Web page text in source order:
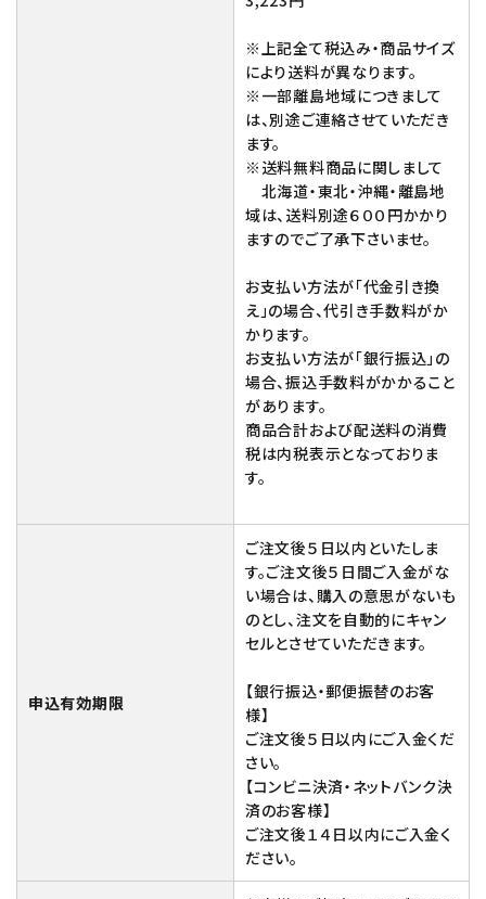
※上記全て税込み・商品サイズ
により送料が異なります。
※一部離島地域につきまして
は、別途ご連絡させていただき
ます。
※送料無料商品に関しまして
北海道・東北・沖縄・離島地
域は、送料別途６００円かかり
ますのでご了承下さいませ。
お支払い方法が「代金引き換
え」の場合、代引き手数料がか
かります。
お支払い方法が「銀行振込」の
場合、振込手数料がかかること
があります。
商品合計および配送料の消費
税は内税表示となっておりま
す。
申込有効期限
ご注文後５日以内といたしま
す。ご注文後５日間ご入金がな
い場合は、購入の意思がないも
のとし、注文を自動的にキャン
セルとさせていただきます。
【銀行振込・郵便振替のお客
様】
ご注文後５日以内にご入金くだ
さい。
【コンビニ決済・ネットバンク決
済のお客様】
ご注文後１４日以内にご入金く
ださい。